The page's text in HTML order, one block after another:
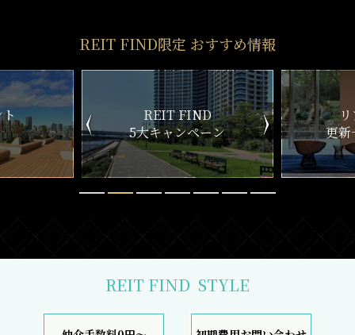
REIT FIND限定 おすすめ情報
ーン
リアルタイム
更新一覧チェック
新
REIT FIND STYLE